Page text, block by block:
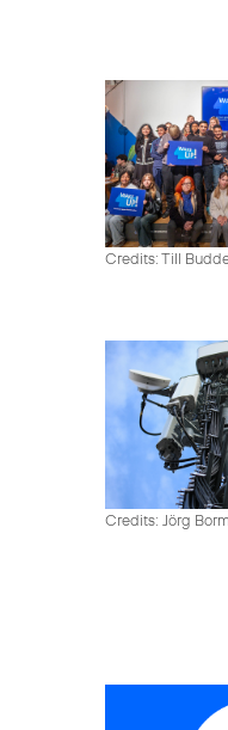
Credits: Till
Credits: Jörg Borm